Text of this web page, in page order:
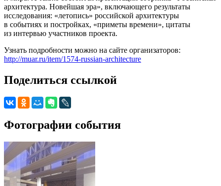
архитектура. Новейшая эра», включающего результаты
исследования: «летопись» российской архитектуры
в событиях и постройках, «приметы времени», цитаты
из интервью участников проекта.
Узнать подробности можно на сайте организаторов:
http://muar.ru/item/1574-russian-architecture
Поделиться ссылкой
Фотографии события